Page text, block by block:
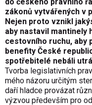
zákonů vytvářených v
Nejen proto vznikl
aby nastavil mantinely
cestovního ruchu, aby
benefity České
spotřebitelé nebáli
Tvorba legislativních
mého názoru určitým
daří hladce provázat
výzvou především pro